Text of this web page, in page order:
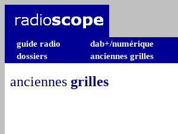
guide radio dab+/numérique
dossiers
anciennes grilles
anciennes grilles